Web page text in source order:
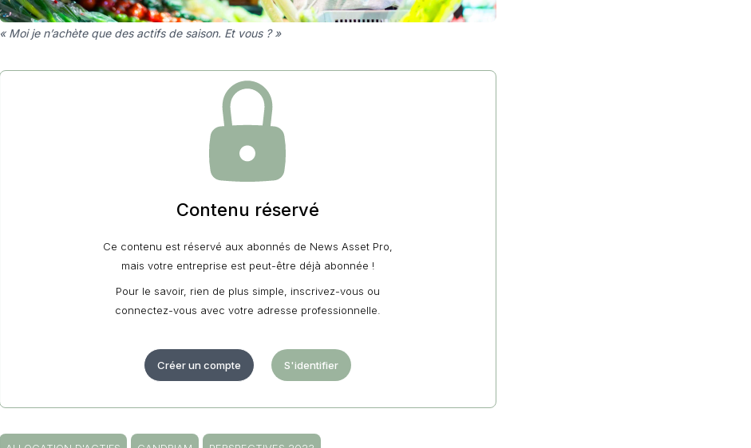
« Moi je n’achète que des actifs de saison. Et vous ? »
Contenu réservé
Ce contenu est réservé aux abonnés de News Asset Pro,
mais votre entreprise est peut-être déjà abonnée !
Pour le savoir, rien de plus simple, inscrivez-vous ou
connectez-vous avec votre adresse professionnelle.
Créer un compte S'identifier